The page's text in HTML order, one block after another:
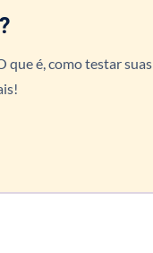
que é, como testar suas